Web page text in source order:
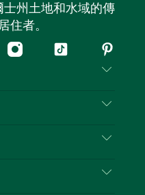
州土地和水域的傳
住者。
Instagram
抖